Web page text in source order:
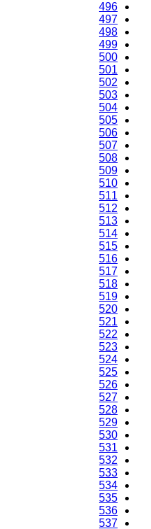
496
497
498
499
500
501
502
503
504
505
506
507
508
509
510
511
512
513
514
515
516
517
518
519
520
521
522
523
524
525
526
527
528
529
530
531
532
533
534
535
536
537